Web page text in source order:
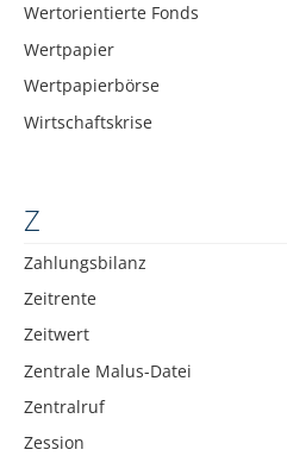
Wertorientierte Fonds
Wertpapier
Wertpapierbörse
Wirtschaftskrise
Z
Zahlungsbilanz
Zeitrente
Zeitwert
Zentrale Malus-Datei
Zentralruf
Zession